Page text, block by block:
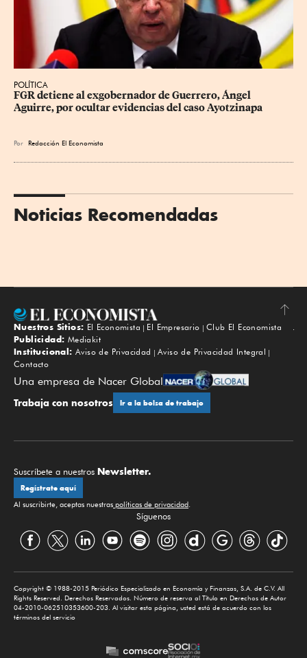
POLÍTICA
FGR detiene al exgobernador de Guerrero, Ángel
Aguirre, por ocultar evidencias del caso Ayotzinapa
Por Redacción El Economista
Noticias Recomendadas
Subir
Nuestros Sitios: El Economista El Empresario
Club El Economista
Publicidad: Mediakit
Institucional: Aviso de Privacidad
Aviso de Privacidad Integral
Contacto
Una empresa de Nacer Global
Trabaja con nosotros Ir a la bolsa de trabajo
Suscríbete a nuestros Newsletter.
Regístrate aquí
Al suscribirte, aceptas nuestras políticas de privacidad
Síguenos
Copyright © 1988-2015 Periódico Especializado en Economía y Finanzas, S.A. de C.V. All
Rights Reserved. Derechos Reservados. Número de reserva al Título en Derechos de Autor
04-2010-062510353600-203. Al visitar esta página, usted está de acuerdo con los
términos del servicio